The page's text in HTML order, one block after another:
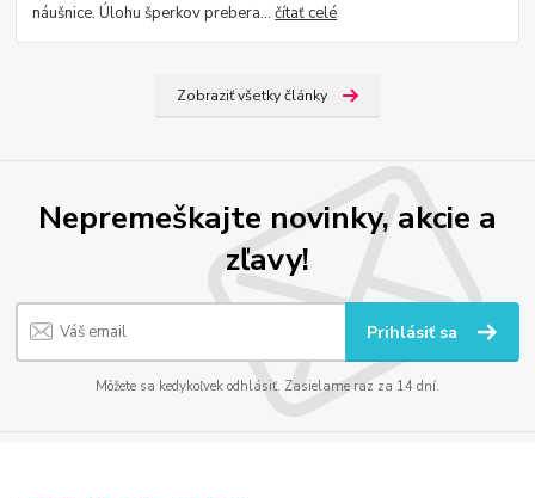
náušnice. Úlohu šperkov prebera...čítať celé
Zobraziť všetky články
Nepremeškajte novinky, akcie a
zľavy!
Prihlásiť sa
Môžete sa kedykoľvek odhlásiť. Zasielame raz za 14 dní.